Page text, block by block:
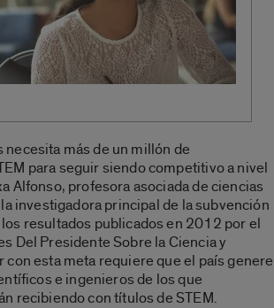
necesita más de un millón de
para seguir siendo competitivo a nivel
Alfonso, profesora asociada de ciencias
investigadora principal de la subvención
resultados publicados en 2012 por el
Del Presidente Sobre la Ciencia y
con esta meta requiere que el país genere
e ingenieros de los que
recibiendo con títulos de STEM.